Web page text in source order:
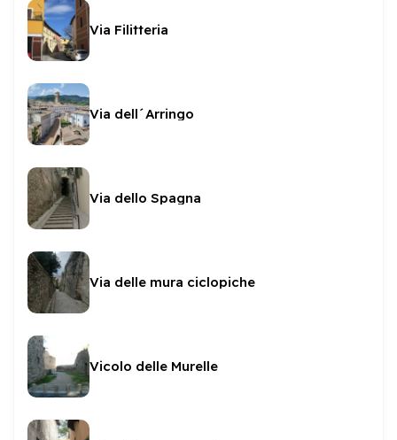
Via Filitteria
Via dell´Arringo
Via dello Spagna
Via delle mura ciclopiche
Vicolo delle Murelle